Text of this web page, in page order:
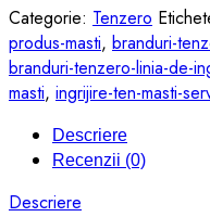
Categorie: Tenzero
produs-masti, branduri-
branduri-tenzero-linia-de-
masti, ingrijire-ten-masti-
Descriere
Recenzii (0)
Descriere